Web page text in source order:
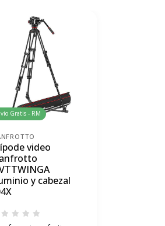
Gratis - RM
video
y cabezal